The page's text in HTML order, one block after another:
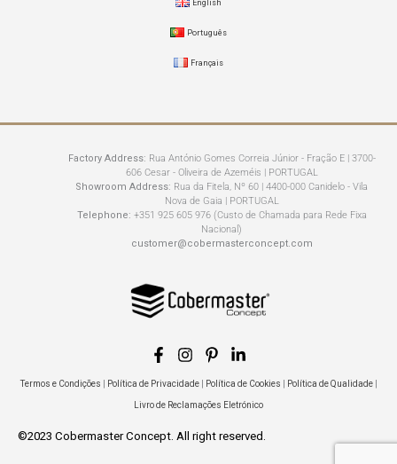
English
Português
Français
Factory Address: Rua António Gomes Correia Júnior - Fração E | 3700-
606 Cesar - Oliveira de Azeméis | PORTUGAL
Showroom Address: Rua da Fitela, Nº 60 | 4400-000 Canidelo - Vila
Nova de Gaia | PORTUGAL
Telephone: +351 925 605 976 (Custo de Chamada para Rede Fixa
Nacional)
customer@cobermasterconcept.com
Termos e Condições Política de Privacidade| Política de Cookies Política de Qualidade|
Livro de Reclamações Eletrónico
©2023 Cobermaster Concept. All right reserved.